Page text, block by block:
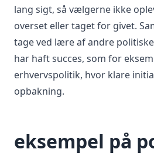
lang sigt, så vælgerne ikke
overset eller taget for givet.
tage ved lære af andre
har haft succes, som for
erhvervspolitik, hvor klare
opbakning.
eksempel på